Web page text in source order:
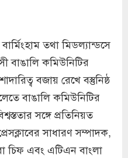
তথা মিডল্যান্ডসে
বাঙালি কমিউনিটির
বজায় রেখে বস্তুনিষ্ঠ
বাঙালি কমিউনিটির
সঙ্গে প্রতিনিয়ত
সাধারণ সম্পাদক,
চিফ এবং এটিএন বাংলা